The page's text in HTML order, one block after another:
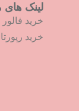
لینک های
خرید فالور
خرید